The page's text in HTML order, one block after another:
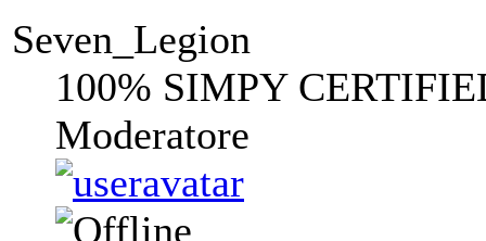
Seven_Legion
100% SIMPY
Moderatore